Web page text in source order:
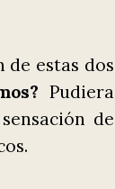
estas dos
Pudiera
de